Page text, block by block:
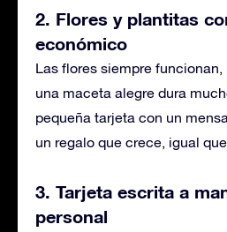
2. Flores y plantitas
económico
Las flores siempre
una maceta alegre dura
pequeña tarjeta con un
un regalo que crece, igual
3. Tarjeta escrita a
personal